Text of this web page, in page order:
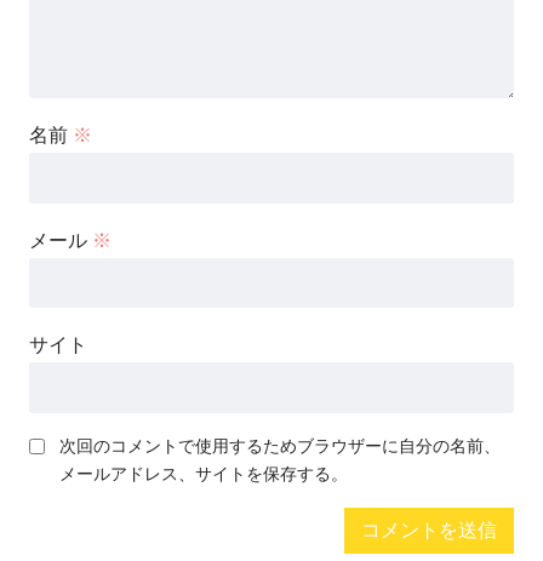
名前 ※
メール ※
サイト
次回のコメントで使用するためブラウザーに自分の名前、
メールアドレス、サイトを保存する。